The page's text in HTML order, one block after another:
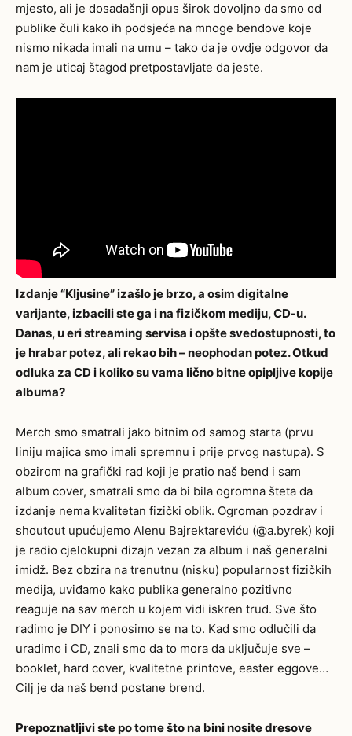
mjesto, ali je dosadašnji opus širok dovoljno da smo od
publike čuli kako ih podsjeća na mnoge bendove koje
nismo nikada imali na umu – tako da je ovdje odgovor da
nam je uticaj štagod pretpostavljate da jeste.
Izdanje “Kljusine” izašlo je brzo, a osim digitalne
varijante, izbacili ste ga i na fizičkom mediju, CD-u.
Danas, u eri streaming servisa i opšte svedostupnosti, to
je hrabar potez, ali rekao bih – neophodan potez. Otkud
odluka za CD i koliko su vama lično bitne opipljive kopije
albuma?
Merch smo smatrali jako bitnim od samog starta (prvu
liniju majica smo imali spremnu i prije prvog nastupa). S
obzirom na grafički rad koji je pratio naš bend i sam
album cover, smatrali smo da bi bila ogromna šteta da
izdanje nema kvalitetan fizički oblik. Ogroman pozdrav i
shoutout upućujemo Alenu Bajrektareviću (@a.byrek) koji
je radio cjelokupni dizajn vezan za album i naš generalni
imidž. Bez obzira na trenutnu (nisku) popularnost fizičkih
medija, uviđamo kako publika generalno pozitivno
reaguje na sav merch u kojem vidi iskren trud. Sve što
radimo je DIY i ponosimo se na to. Kad smo odlučili da
uradimo i CD, znali smo da to mora da uključuje sve –
booklet, hard cover, kvalitetne printove, easter eggove…
Cilj je da naš bend postane brend.
Prepoznatljivi ste po tome što na bini nosite dresove